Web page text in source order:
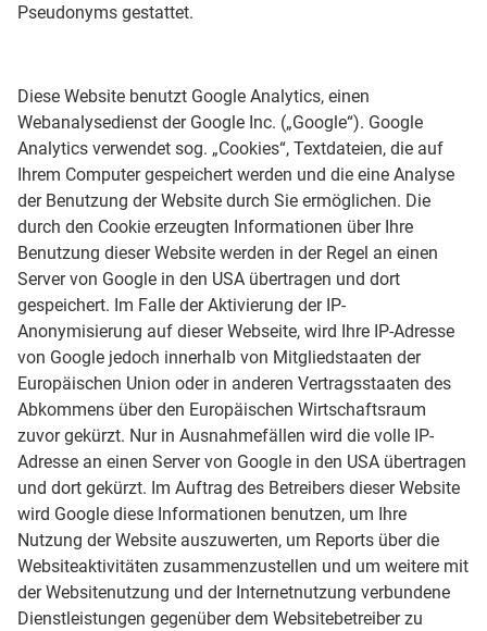
Pseudonyms gestattet.
Diese Website benutzt Google Analytics, einen
Webanalysedienst der Google Inc. („Google“). Google
Analytics verwendet sog. „Cookies“, Textdateien, die auf
Ihrem Computer gespeichert werden und die eine Analyse
der Benutzung der Website durch Sie ermöglichen. Die
durch den Cookie erzeugten Informationen über Ihre
Benutzung dieser Website werden in der Regel an einen
Server von Google in den USA übertragen und dort
gespeichert. Im Falle der Aktivierung der IP-
Anonymisierung auf dieser Webseite, wird Ihre IP-Adresse
von Google jedoch innerhalb von Mitgliedstaaten der
Europäischen Union oder in anderen Vertragsstaaten des
Abkommens über den Europäischen Wirtschaftsraum
zuvor gekürzt. Nur in Ausnahmefällen wird die volle IP-
Adresse an einen Server von Google in den USA übertragen
und dort gekürzt. Im Auftrag des Betreibers dieser Website
wird Google diese Informationen benutzen, um Ihre
Nutzung der Website auszuwerten, um Reports über die
Websiteaktivitäten zusammenzustellen und um weitere mit
der Websitenutzung und der Internetnutzung verbundene
Dienstleistungen gegenüber dem Websitebetreiber zu